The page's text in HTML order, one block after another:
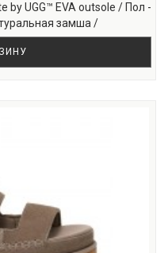
by UGG™ EVA outsole / Пол -
замша /